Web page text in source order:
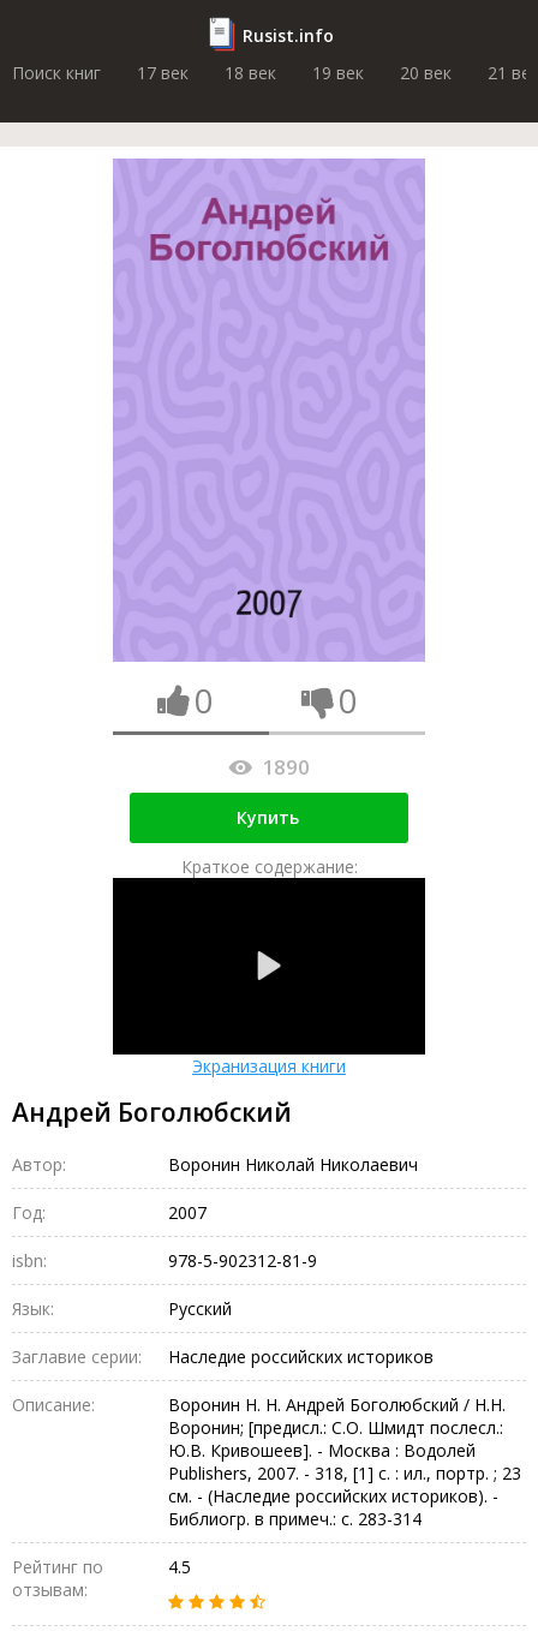
Rusist.info
Поиск книг
17 век 18 век 19 век 20 век 21 век
0 0
1890
Купить
Краткое содержание:
Экранизация книги
Андрей Боголюбский
Автор: Воронин Николай Николаевич
Год: 2007
isbn: 978-5-902312-81-9
Язык: Русский
Заглавие серии: Наследие российских историков
Описание:
Воронин Н. Н. Андрей Боголюбский / Н.Н.
Воронин; [предисл.: С.О. Шмидт послесл.:
Ю.В. Кривошеев]. - Москва : Водолей
Publishers, 2007. - 318, [1] с. : ил., портр. ; 23
см. - (Наследие российских историков). -
Библиогр. в примеч.: с. 283-314
Рейтинг по
отзывам:
4.5